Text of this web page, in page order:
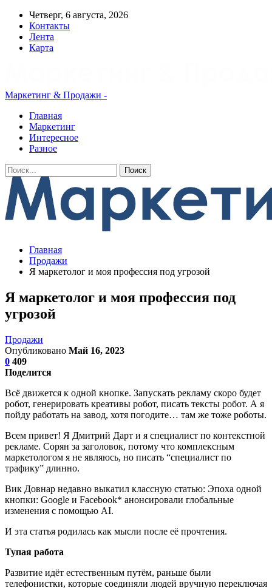
Четверг, 6 августа, 2026
Контакты
Лента
Карта
Маркетинг & Продажи -
Главная
Маркетинг
Интересное
Разное
Главная
Продажи
Я маркетолог и моя профессия под угрозой
Я маркетолог и моя профессия под
угрозой
Продажи
Опубликовано Май 16, 2023
0 409
Поделится
Всё движется к одной кнопке. Запускать рекламу скоро будет
робот, генерировать креативы робот, писать тексты робот. А я
пойду работать на завод, хотя погодите… там же тоже роботы.
Всем привет! Я Дмитрий Дарт и я специалист по контекстной
рекламе. Сорян за заголовок, потому что комплексным
маркетологом я не являюсь, но писать “специалист по
трафику” длинно.
Вик Довнар недавно выкатил классную статью: Эпоха одной
кнопки: Google и Facebook* анонсировали глобальные
изменения с помощью AI.
И эта статья родилась как мысли после её прочтения.
Тупая работа
Развитие идёт естественным путём, раньше были
телефонистки, которые соединяли людей вручную переключая